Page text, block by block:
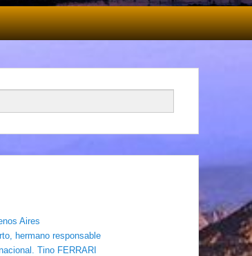
Aires
hermano responsable
Tino FERRARI